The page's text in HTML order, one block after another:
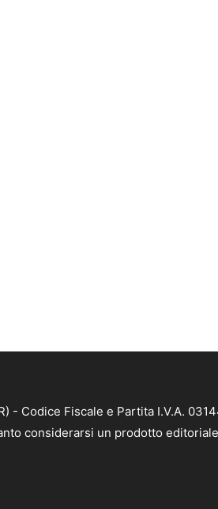
- Codice Fiscale e Partita I.V.A.
considerarsi un prodotto